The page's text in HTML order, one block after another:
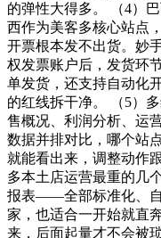
的弹性大得多。 （4）
西作为美客多核心站点
开票根本发不出货。妙
权发票账户后，发货环
单发货，还支持自动化
的红线拆干净。 （5）
售概况、利润分析、运
数据并排对比，哪个站
就能看出来，调整动作
多本土店运营最重的几
报表——全部标准化、
家，也适合一开始就直
来，后面起量才不会被